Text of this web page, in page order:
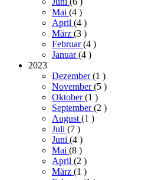
Mai (4 )
April (4 )
März (3 )
Februar(4 )
Januar(4 )
2023
Dezember(1 )
November(5 )
Oktober(1 )
September(2 )
August (1 )
Juli (7 )
Juni (4 )
Mai (8 )
April (2 )
März (1 )